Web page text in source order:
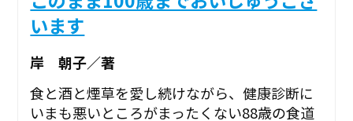
います
岸 朝子／著
食と酒と煙草を愛し続けながら、健康診断に
いまも悪いところがまったくない88歳の食道